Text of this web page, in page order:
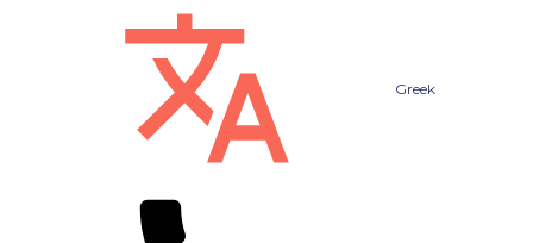
Greek